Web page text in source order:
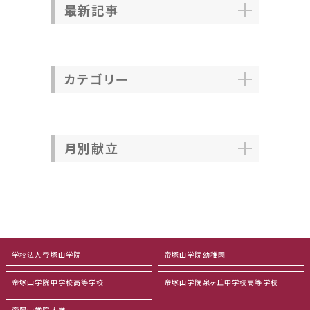
最新記事
カテゴリー
月別献立
学校法人帝塚山学院 帝塚山学院幼稚園
帝塚山学院中学校高等学校 帝塚山学院泉ヶ丘中学校高等学校